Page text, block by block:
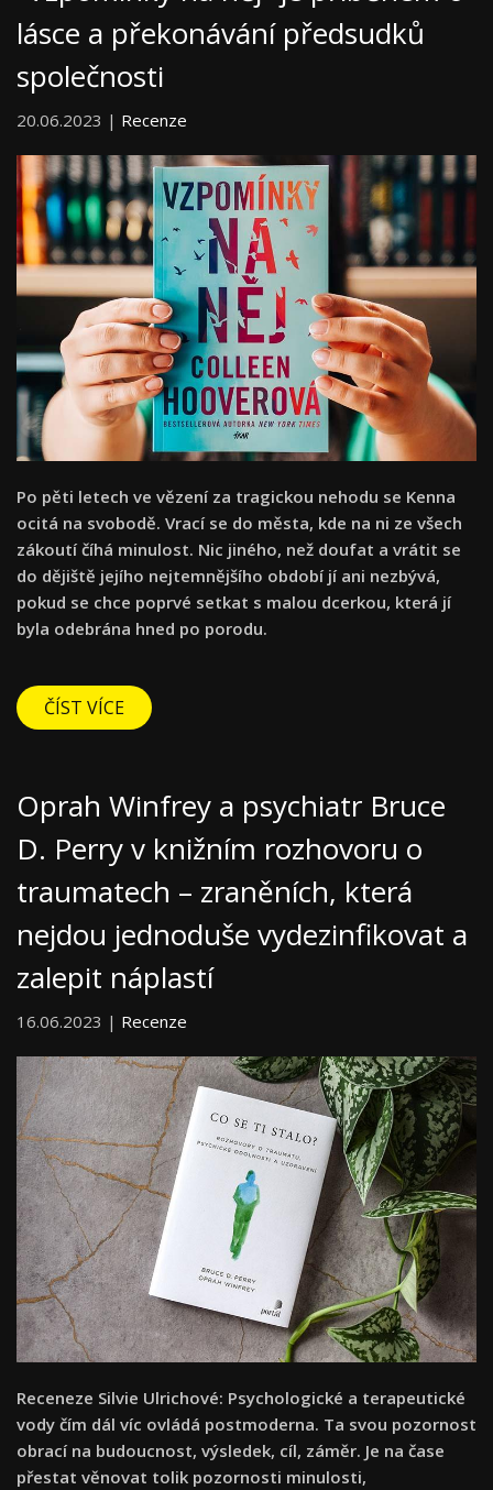
lásce a překonávání předsudků
společnosti
20.06.2023 | Recenze
Po pěti letech ve vězení za tragickou nehodu se Kenna
ocitá na svobodě. Vrací se do města, kde na ni ze všech
zákoutí číhá minulost. Nic jiného, než doufat a vrátit se
do dějiště jejího nejtemnějšího období jí ani nezbývá,
pokud se chce poprvé setkat s malou dcerkou, která jí
byla odebrána hned po porodu.
ČÍST VÍCE
Oprah Winfrey a psychiatr Bruce
D. Perry v knižním rozhovoru o
traumatech – zraněních, která
nejdou jednoduše vydezinfikovat a
zalepit náplastí
16.06.2023 | Recenze
Receneze Silvie Ulrichové: Psychologické a terapeutické
vody čím dál víc ovládá postmoderna. Ta svou pozornost
obrací na budoucnost, výsledek, cíl, záměr. Je na čase
přestat věnovat tolik pozornosti minulosti,